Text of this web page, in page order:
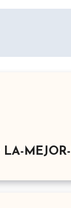
LA-